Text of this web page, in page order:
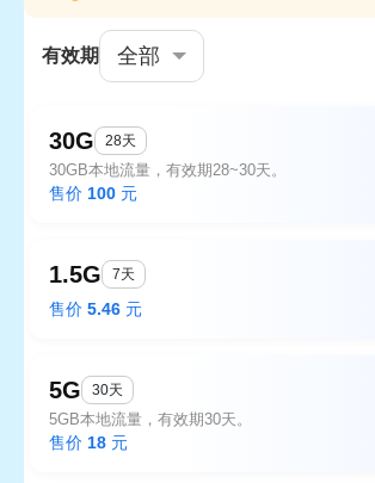
有效期 全部
30G 28天
30GB本地流量，有效期28~30天。
售价 100 元
1.5G 7天
售价 5.46 元
5G 30天
5GB本地流量，有效期30天。
售价 18 元